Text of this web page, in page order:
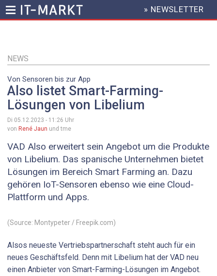
Inhalt
HEADER
MENU
» NEWSLETTER
NEWS
Von Sensoren bis zur App
Also listet Smart-Farming-
Lösungen von Libelium
Di 05.12.2023 - 11:26 Uhr
von René Jaun und tme
VAD Also erweitert sein Angebot um die Produkte
von Libelium. Das spanische Unternehmen bietet
Lösungen im Bereich Smart Farming an. Dazu
gehören IoT-Sensoren ebenso wie eine Cloud-
Plattform und Apps.
(Source: Montypeter / Freepik.com)
Alsos neueste Vertriebspartnerschaft steht auch für ein
neues Geschäftsfeld. Denn mit Libelium hat der VAD neu
einen Anbieter von Smart-Farming-Lösungen im Angebot.